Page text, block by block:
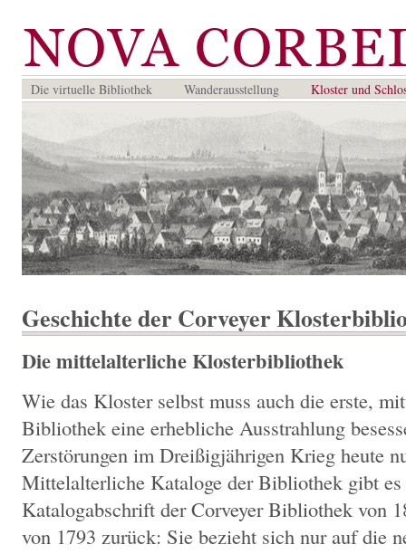
Die virtuelle Bibliothek Wanderausstellung Kloster und
Geschichte der Corveyer
Die mittelalterliche Klosterbibliothek
Wie das Kloster selbst muss auch die erste,
Bibliothek eine erhebliche Ausstrahlung
Zerstörungen im Dreißigjährigen Krieg heute
Mittelalterliche Kataloge der Bibliothek gibt
Katalogabschrift der Corveyer Bibliothek von
von 1793 zurück: Sie bezieht sich nur auf die